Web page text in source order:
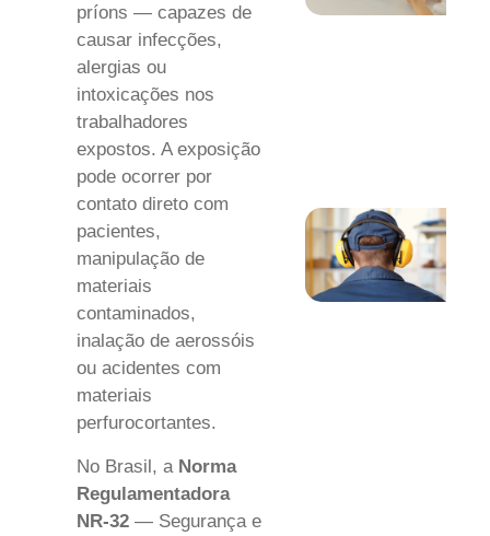
príons — capazes de
causar infecções,
alergias ou
intoxicações nos
trabalhadores
expostos. A exposição
pode ocorrer por
contato direto com
pacientes,
manipulação de
materiais
contaminados,
inalação de aerossóis
ou acidentes com
materiais
perfurocortantes.
No Brasil, a Norma
Regulamentadora
NR-32 — Segurança e